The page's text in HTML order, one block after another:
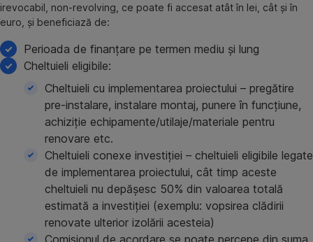
irevocabil, non-revolving, ce poate fi accesat atât în lei, cât și în
euro, și beneficiază de:
Perioada de finanțare pe termen mediu și lung
Cheltuieli eligibile:
Cheltuieli cu implementarea proiectului – pregătire
pre-instalare, instalare montaj, punere în funcțiune,
achiziție echipamente/utilaje/materiale pentru
renovare etc.
Cheltuieli conexe investiției – cheltuieli eligibile legate
de implementarea proiectului, cât timp aceste
cheltuieli nu depășesc 50% din valoarea totală
estimată a investiției (exemplu: vopsirea clădirii
renovate ulterior izolării acesteia)
Comisionul de acordare se poate percepe din suma